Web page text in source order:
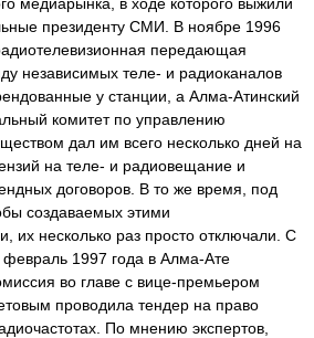
президенту СМИ. В ноябре 1996
передающая
независимых теле- и радиоканалов
у станции, а Алма-Атинский
комитет по управлению
дал им всего несколько дней на
на теле- и радиовещание и
договоров. В то же время, под
создаваемых этими
их несколько раз просто отключали. С
февраль 1997 года в Алма-Ате
во главе с вице-премьером
проводила тендер на право
По мнению экспертов,